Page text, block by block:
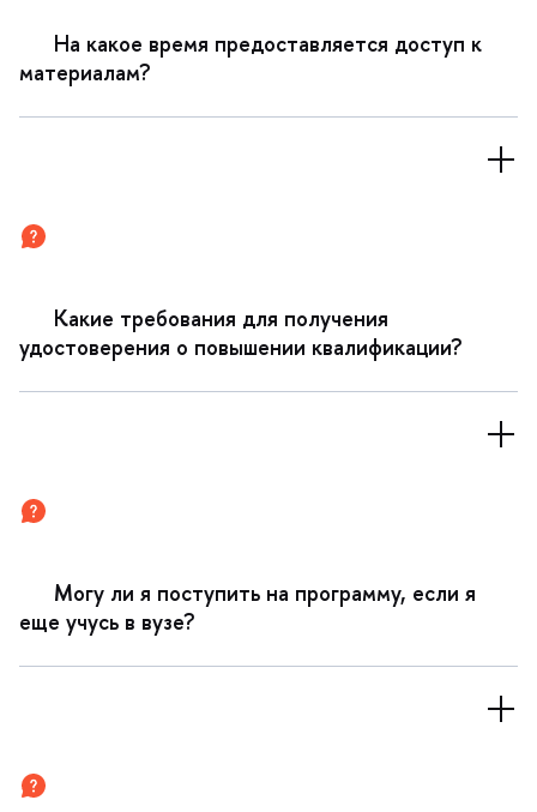
На какое время предоставляется доступ к
материалам?
Какие требования для получения
удостоверения о повышении квалификации?
Могу ли я поступить на программу, если я
еще учусь в вузе?